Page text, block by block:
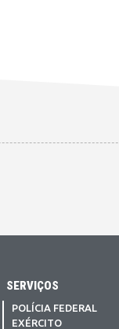
SERVIÇOS
POLÍCIA FEDERAL
EXÉRCITO